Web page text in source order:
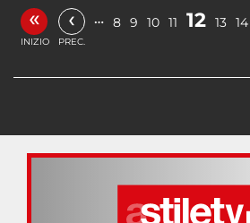
«
INIZIO
‹
PREC.
… 8 9 10 11 12 13 14